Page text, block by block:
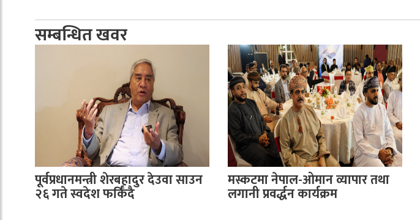
सम्बन्धित खवर
पूर्वप्रधानमन्त्री शेरबहादुर देउवा साउन
२६ गते स्वदेश फर्किँदै
मस्कटमा नेपाल-ओमान व्यापार तथा
लगानी प्रवर्द्धन कार्यक्रम